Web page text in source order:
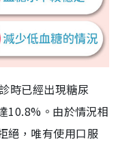
時已經出現糖尿
10.8%。由於情況相
絕，唯有使用口服